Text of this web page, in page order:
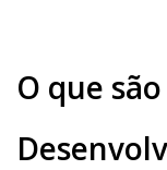
O que